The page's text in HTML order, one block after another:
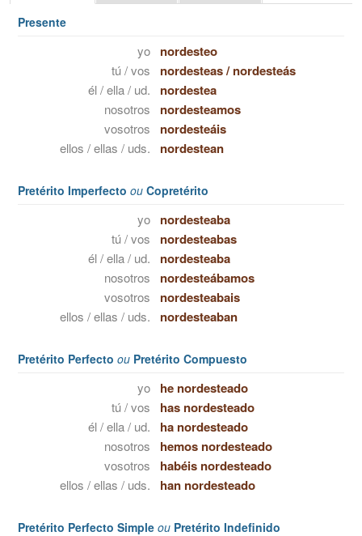
Presente
yo nordesteo
tú / vos nordesteas/nordesteás
él / ella / ud. nordestea
nosotros nordesteamos
vosotros nordesteáis
ellos / ellas / uds. nordestean
Pretérito Imperfecto ou Copretérito
yo nordesteaba
tú / vos nordesteabas
él / ella / ud. nordesteaba
nosotros nordesteábamos
vosotros nordesteabais
ellos / ellas / uds. nordesteaban
Pretérito Perfecto ou Pretérito Compuesto
yo he nordesteado
tú / vos has nordesteado
él / ella / ud. ha nordesteado
nosotros hemos nordesteado
vosotros habéis nordesteado
ellos / ellas / uds. han nordesteado
Pretérito Perfecto Simple ou Pretérito Indefinido